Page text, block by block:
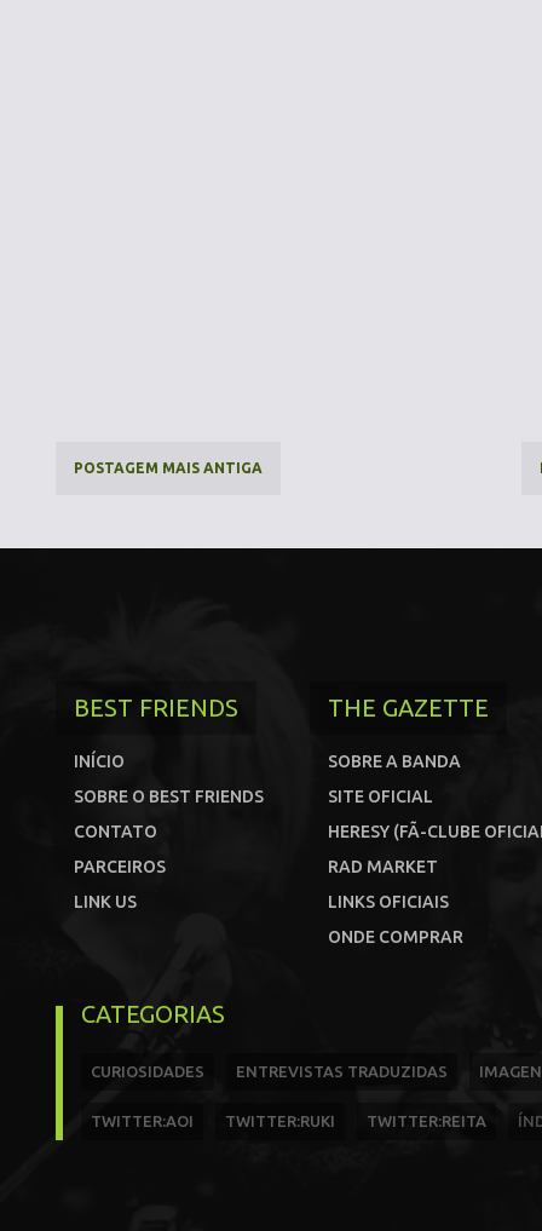
POSTAGEM MAIS ANTIGA
BEST FRIENDS
INÍCIO
SOBRE O BEST FRIENDS
CONTATO
PARCEIROS
LINK US
THE GAZETTE
SOBRE A BANDA
SITE OFICIAL
HERESY (FÃ-CLUBE
RAD MARKET
LINKS OFICIAIS
ONDE COMPRAR
CATEGORIAS
CURIOSIDADES ENTREVISTAS TRADUZIDAS
TWITTER:AOI TWITTER:RUKI TWITTER:REITA